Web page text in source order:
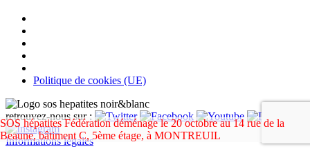
Politique de cookies (UE)
retrouvez-nous sur :
Informations légales
SOS hépatites Fédération déménage le 20 octobre au 14 rue de la
Beaune, bâtiment C, 5ème étage, à MONTREUIL